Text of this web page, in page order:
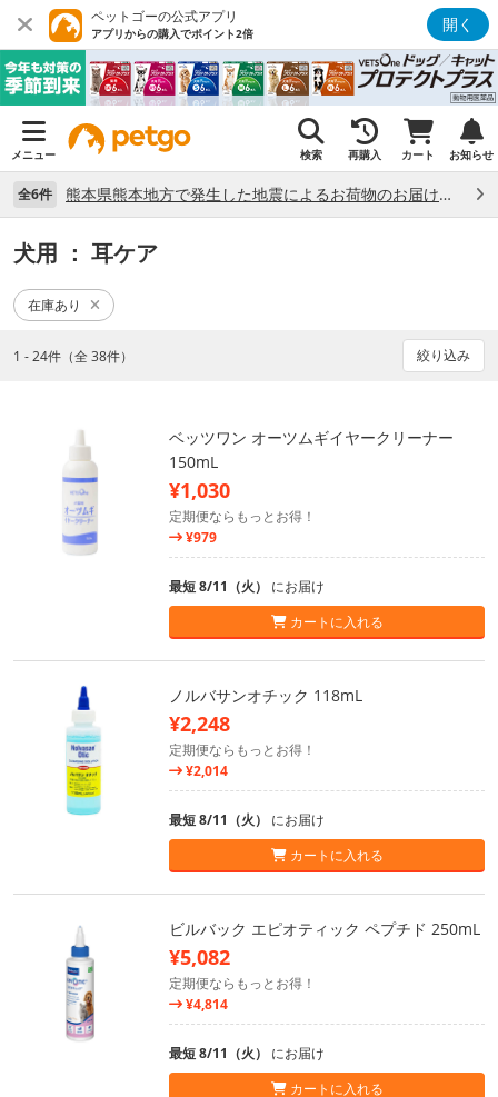
ペットゴーの公式アプリ
アプリからの購入でポイント2倍 開く
メニュー 検索 再購入 カート お知らせ
全6件 熊本県熊本地方で発生した地震によるお荷物のお届け状況について （7/28）
犬用 ： 耳ケア
在庫あり
1 - 24件（全 38件） 絞り込み
ベッツワン オーツムギイヤークリーナー
150mL
¥1,030
定期便ならもっとお得！
¥979
最短 8/11（火） にお届け
カートに入れる
ノルバサンオチック 118mL
¥2,248
定期便ならもっとお得！
¥2,014
最短 8/11（火） にお届け
カートに入れる
ビルバック エピオティック ペプチド 250mL
¥5,082
定期便ならもっとお得！
¥4,814
最短 8/11（火） にお届け
カートに入れる